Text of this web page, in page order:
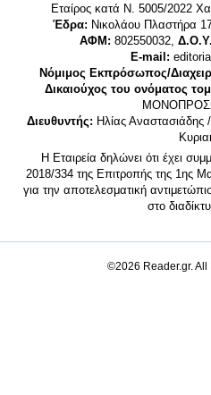
Εταίρος κατά Ν. 5005/2022
Έδρα: Νικολάου Πλαστήρα
ΑΦΜ: 802550032,
E-mail:
Νόμιμος Εκπρόσωπος/
Δικαιούχος του ονόματος
Διευθυντής: Ηλίας Αναστασιάδης /
Η Εταιρεία δηλώνει ότι έχει
2018/334 της Επιτροπής της 1ης
για την αποτελεσματική
στο
©2026 Reader.gr. All